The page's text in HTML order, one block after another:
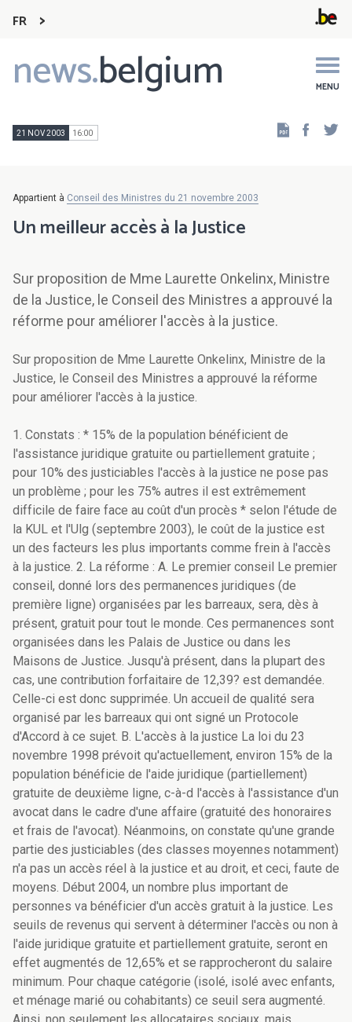
FR
news.belgium MENU
Main
navigation
21 NOV 2003 16:00
Appartient à Conseil des Ministres du 21 novembre 2003
Un meilleur accès à la Justice
Sur proposition de Mme Laurette Onkelinx, Ministre
de la Justice, le Conseil des Ministres a approuvé la
réforme pour améliorer l'accès à la justice.
Sur proposition de Mme Laurette Onkelinx, Ministre de la
Justice, le Conseil des Ministres a approuvé la réforme
pour améliorer l'accès à la justice.
1. Constats : * 15% de la population bénéficient de
l'assistance juridique gratuite ou partiellement gratuite ;
pour 10% des justiciables l'accès à la justice ne pose pas
un problème ; pour les 75% autres il est extrêmement
difficile de faire face au coût d'un procès * selon l'étude de
la KUL et l'Ulg (septembre 2003), le coût de la justice est
un des facteurs les plus importants comme frein à l'accès
à la justice. 2. La réforme : A. Le premier conseil Le premier
conseil, donné lors des permanences juridiques (de
première ligne) organisées par les barreaux, sera, dès à
présent, gratuit pour tout le monde. Ces permanences sont
organisées dans les Palais de Justice ou dans les
Maisons de Justice. Jusqu'à présent, dans la plupart des
cas, une contribution forfaitaire de 12,39? est demandée.
Celle-ci est donc supprimée. Un accueil de qualité sera
organisé par les barreaux qui ont signé un Protocole
d'Accord à ce sujet. B. L'accès à la justice La loi du 23
novembre 1998 prévoit qu'actuellement, environ 15% de la
population bénéficie de l'aide juridique (partiellement)
gratuite de deuxième ligne, c-à-d l'accès à l'assistance d'un
avocat dans le cadre d'une affaire (gratuité des honoraires
et frais de l'avocat). Néanmoins, on constate qu'une grande
partie des justiciables (des classes moyennes notamment)
n'a pas un accès réel à la justice et au droit, et ceci, faute de
moyens. Début 2004, un nombre plus important de
personnes va bénéficier d'un accès gratuit à la justice. Les
seuils de revenus qui servent à déterminer l'accès ou non à
l'aide juridique gratuite et partiellement gratuite, seront en
effet augmentés de 12,65% et se rapprocheront du salaire
minimum. Pour chaque catégorie (isolé, isolé avec enfants,
et ménage marié ou cohabitants) ce seuil sera augmenté.